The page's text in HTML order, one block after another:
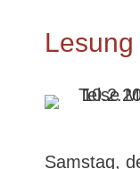
Samstag,